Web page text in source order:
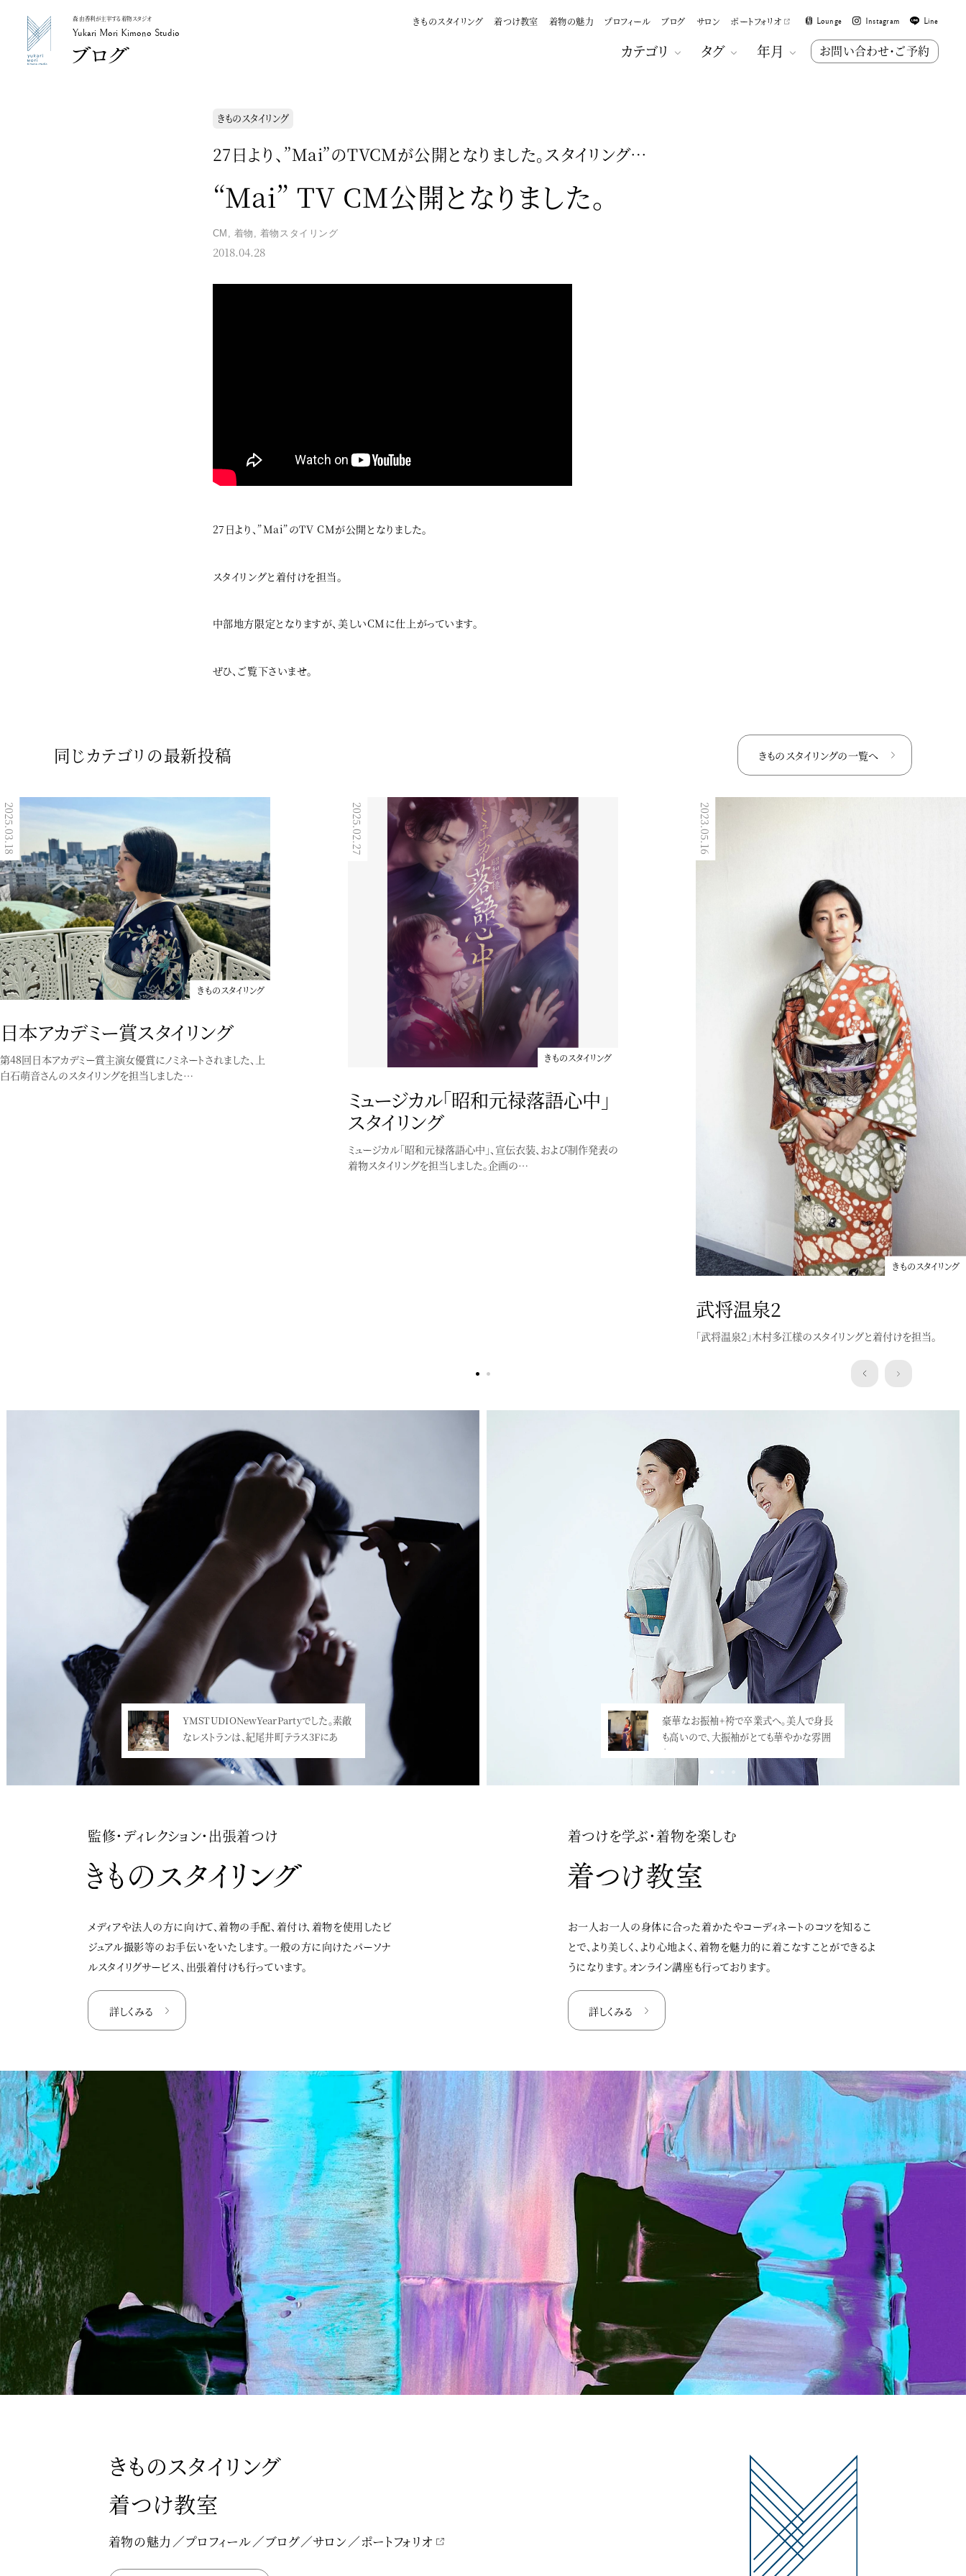
Yukari Mori Kimono Studio
森 由香利が主宰する着物スタジオ
Yukari Mori Kimono Studio
きものスタイリング 着つけ教室 着物の魅力 プロフィール ブログ サロン ポートフォリオ Lounge Instagram Line
カテゴリ タグ 年月 お問い合わせ・ご予約
きものスタイリング
27日より、”Mai”のTVCMが公開となりました。スタイリング…
“Mai” TV CM公開となりました。
CM , 着物 , 着物スタイリング
2018.04.28
27日より、”Mai”のTV CMが公開となりました。
スタイリングと着付けを担当。
中部地方限定となりますが、美しいCMに仕上がっています。
ぜひ、ご覧下さいませ。
同じカテゴリの最新投稿 きものスタイリングの一覧へ
2025.03.18
きものスタイリング
日本アカデミー賞スタイリング
第48回日本アカデミー賞主演女優賞にノミネートされました、上
白石萌音さんのスタイリングを担当しました…
2025.02.27
きものスタイリング
ミュージカル「昭和元禄落語心中」
スタイリング
ミュージカル「昭和元禄落語心中」、宣伝衣装、および制作発表の
着物スタイリングを担当しました。企画の…
2023.05.16
きものスタイリング
武将温泉2
「武将温泉2」木村多江様のスタイリングと着付けを担当。
2023.04.16 2023.03.19
きものスタイリング
ニベア花王UV TVCM
田中みな実さんが浴衣をお召しの新CMが公開になりました
2023.02.12
最上級の品と艶！和美人メイクが
小田切ヒロさんのHIROBEAUTYCHANNELで着物メイク
監修・ディレクション・出張着つけ
メディアや法人の方に向けて、着物の手配、着付け、着物を使用したビ
ジュアル撮影等のお手伝いをいたします。一般の方に向けたパーソナ
ルスタイリグサービス、出張着付けも行っています。
詳しくみる
YMSTUDIONewYearPartyでした。素敵
なレストランは、紀尾井町テラス3Fにあ
2020年も、毎年恒例の新年会を開催したし
ます。今年のテーマは、「好きなだけ髪を
着つけを学ぶ・着物を楽しむ
お一人お一人の身体に合った着かたやコーディネートのコツを知るこ
とで、より美しく、より心地よく、着物を魅力的に着こなすことができるよ
うになります。オンライン講座も行っております。
詳しくみる
豪華なお振袖+袴で卒業式へ。美人で身長
も高いので、大振袖がとても華やかな雰囲
気。…<
小学校の卒業式での袴、増えていますね。
震災直後にとても流行ったのですが、映画
きものスタイリング
着つけ教室
着物の魅力 プロフィール ブログ サロン ポートフォリオ